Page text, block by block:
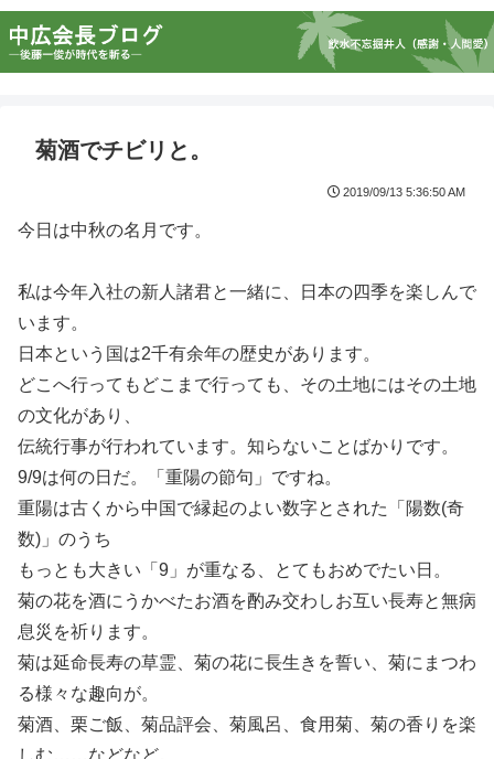
菊酒でチビリと。
2019/09/13 5:36:50 AM
今日は中秋の名月です。
私は今年入社の新人諸君と一緒に、日本の四季を楽しんで
います。
日本という国は2千有余年の歴史があります。
どこへ行ってもどこまで行っても、その土地にはその土地
の文化があり、
伝統行事が行われています。知らないことばかりです。
9/9は何の日だ。「重陽の節句」ですね。
重陽は古くから中国で縁起のよい数字とされた「陽数(奇
数)」のうち
もっとも大きい「9」が重なる、とてもおめでたい日。
菊の花を酒にうかべたお酒を酌み交わしお互い長寿と無病
息災を祈ります。
菊は延命長寿の草霊、菊の花に長生きを誓い、菊にまつわ
る様々な趣向が。
菊酒、栗ご飯、菊品評会、菊風呂、食用菊、菊の香りを楽
しむ……などなど。